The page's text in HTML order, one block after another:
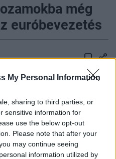
My Personal Information
sharing to third parties, or
sensitive information for
use the below opt-out
Please note that after your
may continue seeing
information utilized by
még
euróbevezetés
–
sajtótájékoztatóján.
második leginkább
forint mellett nagyobb
iráni háború kitörése